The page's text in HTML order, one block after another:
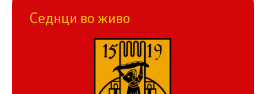
Седнци во живо